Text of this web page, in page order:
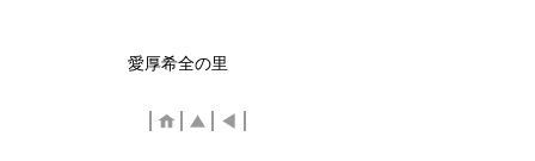
愛厚希全の里